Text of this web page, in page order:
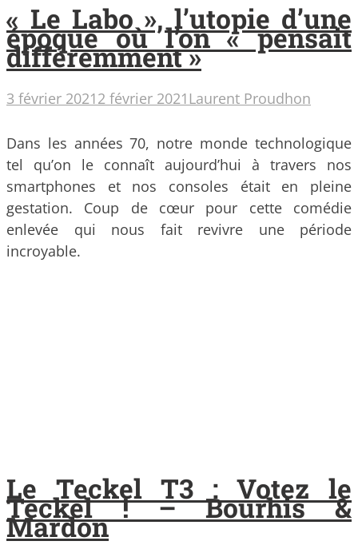
« Le Labo », l’utopie d’une
époque où l’on « pensait
différemment »
3 février 20212 février 2021 Laurent Proudhon
Dans les années 70, notre monde technologique
tel qu’on le connaît aujourd’hui à travers nos
smartphones et nos consoles était en pleine
gestation. Coup de cœur pour cette comédie
enlevée qui nous fait revivre une période
incroyable.
Le Teckel T3 : Votez le
Teckel ! – Bourhis &
Mardon